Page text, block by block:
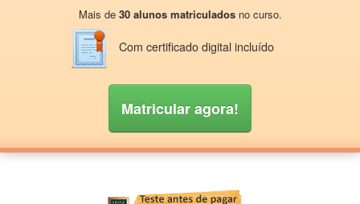
Mais de 30 alunos matriculadosno curso.
Com certificado digital incluído
Matricular agora!